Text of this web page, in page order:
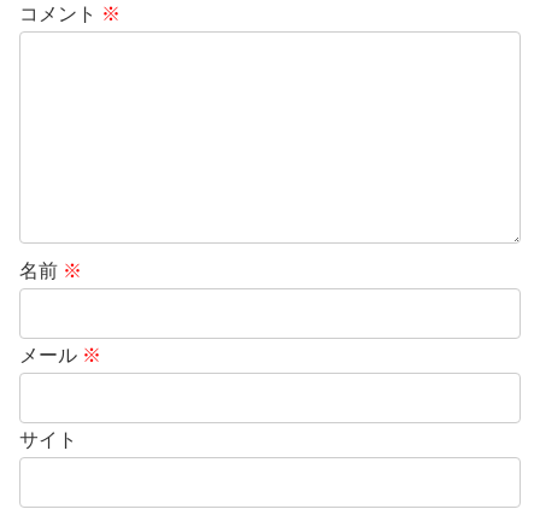
コメント ※
名前 ※
メール ※
サイト